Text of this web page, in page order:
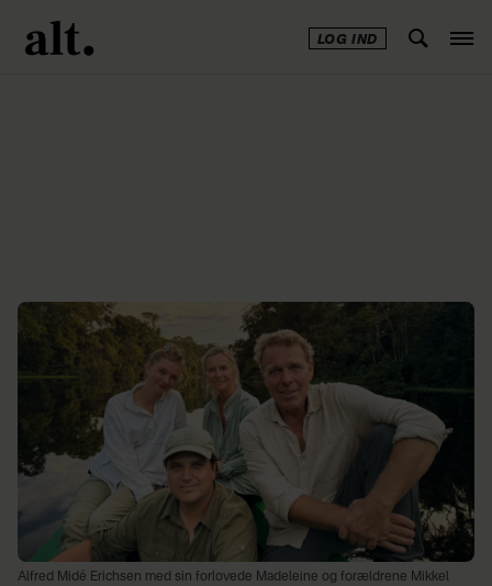
LOG IND
Alfred Midé Erichsen med sin forlovede Madeleine og forældrene Mikkel